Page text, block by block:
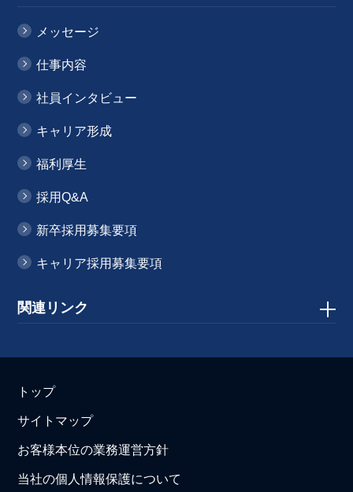
メッセージ
仕事内容
社員インタビュー
キャリア形成
福利厚生
採用Q&A
新卒採用募集要項
キャリア採用募集要項
関連リンク
トップ
サイトマップ
お客様本位の業務運営方針
当社の個人情報保護について